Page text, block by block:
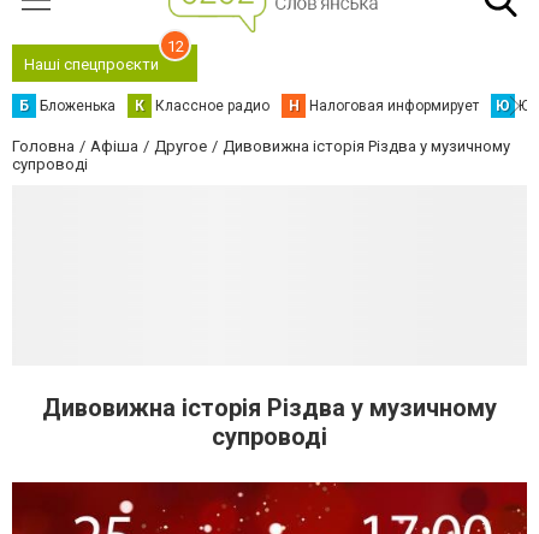
Наші спецпроєкти
12
Б Бложенька К Классное радио Н Налоговая информирует Ю
Головна Афіша Другое
Дивовижна історія Різдва у музичному
супроводі
Дивовижна історія Різдва у музичному
супроводі